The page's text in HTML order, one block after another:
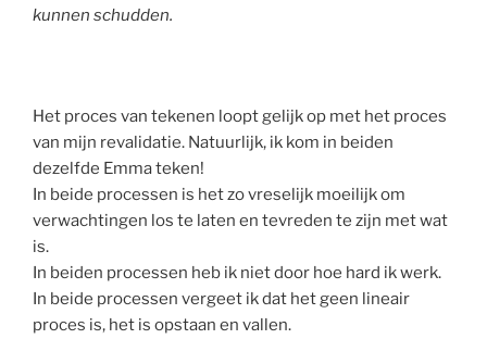
kunnen schudden.
Het proces van tekenen loopt gelijk op met het proces
van mijn revalidatie. Natuurlijk, ik kom in beiden
dezelfde Emma teken!
In beide processen is het zo vreselijk moeilijk om
verwachtingen los te laten en tevreden te zijn met wat
is.
In beiden processen heb ik niet door hoe hard ik werk.
In beide processen vergeet ik dat het geen lineair
proces is, het is opstaan en vallen.